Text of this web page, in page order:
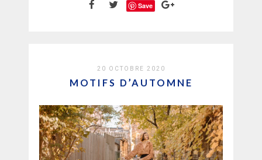
Save
20 OCTOBRE 2020
MOTIFS D’AUTOMNE